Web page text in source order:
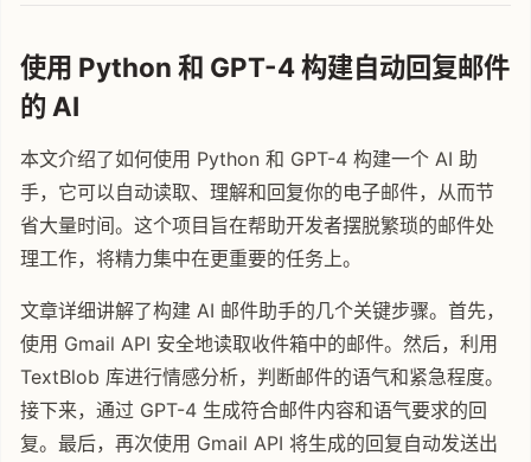
使用 Python 和 GPT-4 构建自动回复邮件
的 AI
本文介绍了如何使用 Python 和 GPT-4 构建一个 AI 助
手，它可以自动读取、理解和回复你的电子邮件，从而节
省大量时间。这个项目旨在帮助开发者摆脱繁琐的邮件处
理工作，将精力集中在更重要的任务上。
文章详细讲解了构建 AI 邮件助手的几个关键步骤。首先，
使用 Gmail API 安全地读取收件箱中的邮件。然后，利用
TextBlob 库进行情感分析，判断邮件的语气和紧急程度。
接下来，通过 GPT-4 生成符合邮件内容和语气要求的回
复。最后，再次使用 Gmail API 将生成的回复自动发送出